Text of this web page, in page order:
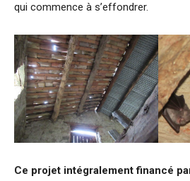
qui commence à s’effondrer.
Ce projet intégralement financé